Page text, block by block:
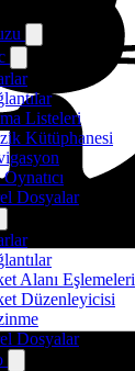
Listeleri
Kütüphanesi
Oynatıcı
Dosyalar
Alanı Eşlemeleri
Düzenleyicisi
Dosyalar